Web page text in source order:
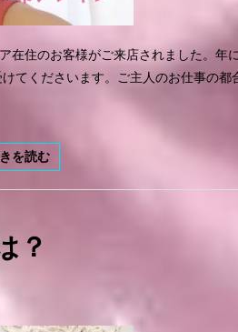
在住のお客様がご来店されました。年
てくださいます。ご主人のお仕事の都
を読む
？